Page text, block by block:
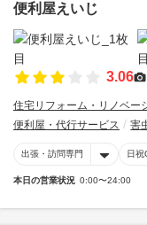
便利屋えいじ
3.06
住宅リフォーム・リノベー
便利屋・代行サービス
害
出張・訪問専門 日祝
本日の営業状況 0:00〜24:00